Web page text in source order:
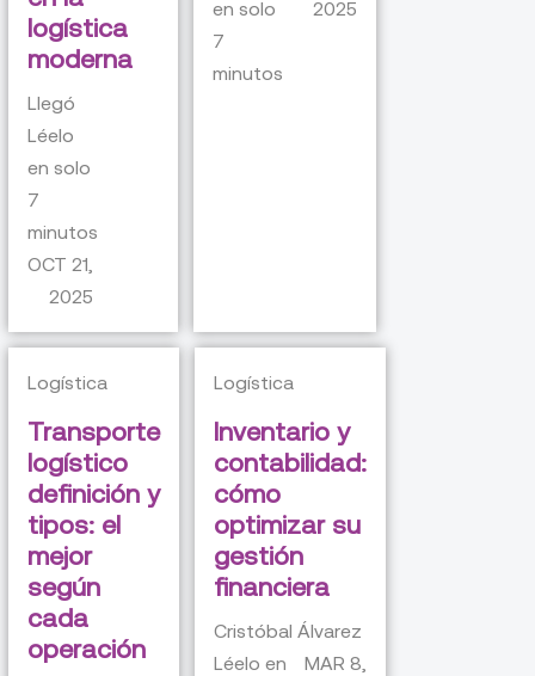
logística
moderna
Llegó
Léelo
en solo
7
minutos
OCT 21,
2025
en solo
7
minutos
2025
Logística
Transporte
logístico
definición y
tipos: el
mejor
según
cada
operación
Logística
Inventario y
contabilidad:
cómo
optimizar su
gestión
financiera
Cristóbal Álvarez
Léelo en
MAR 8,